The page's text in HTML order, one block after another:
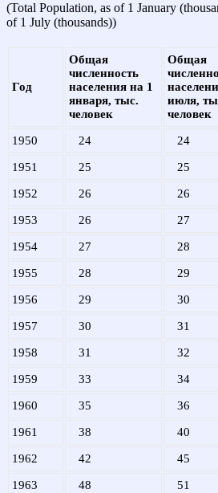
(Total Population, as of 1 January
of 1 July (thousands))
Год
Общая
численность
населения на 1
января, тыс.
человек
Общая
июля,
человек
1950 24 24
1951 25 25
1952 26 26
1953 26 27
1954 27 28
1955 28 29
1956 29 30
1957 30 31
1958 31 32
1959 33 34
1960 35 36
1961 38 40
1962 42 45
1963 48 51